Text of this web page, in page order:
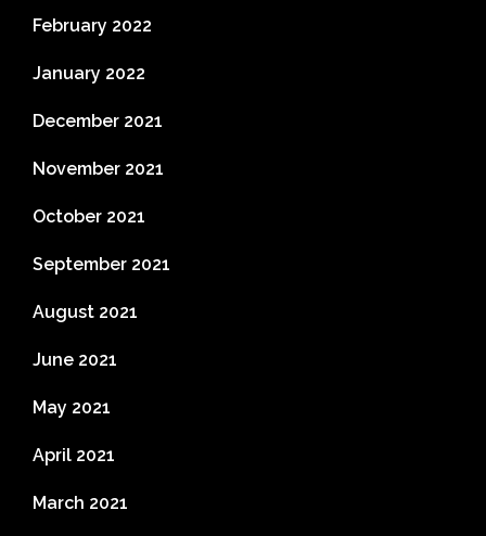
February 2022
January 2022
December 2021
November 2021
October 2021
September 2021
August 2021
June 2021
May 2021
April 2021
March 2021